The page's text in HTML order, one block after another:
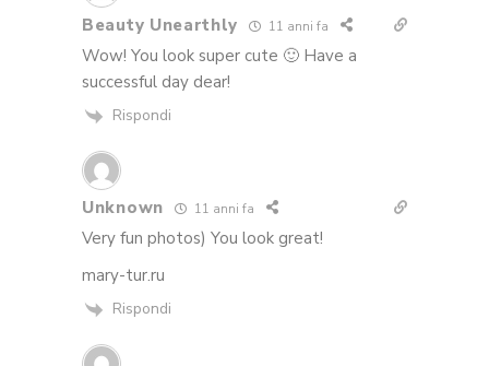
Beauty Unearthly 11 anni fa
Wow! You look super cute 🙂 Have a
successful day dear!
Rispondi
Unknown 11 anni fa
Very fun photos) You look great!
mary-tur.ru
Rispondi